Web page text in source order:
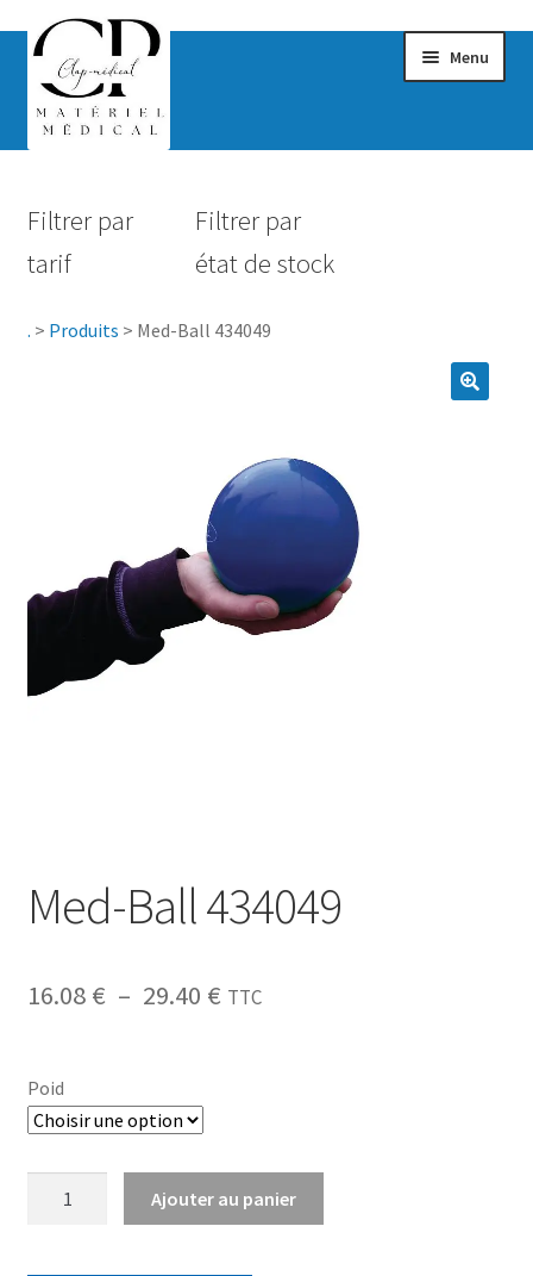
Menu
Hygiène
Vêtements & Chaussures
Sécurité
0.00 €
Filtrer par
tarif
Filtrer par
état de stock
. > Produits > Med-Ball 434049
Med-Ball 434049
16.08 € – 29.40 € TTC
Poid
Ajouter au panier